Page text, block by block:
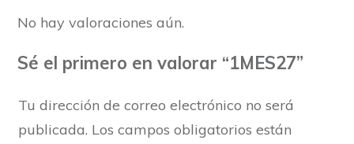
No hay valoraciones aún.
Sé el primero en valorar “1MES27”
Tu dirección de correo electrónico no será
publicada. Los campos obligatorios están